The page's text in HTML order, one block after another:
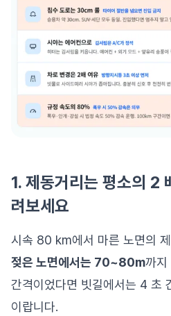
1. 제동거리는 평소의 2
려보세요
시속 80 km에서 마른 노면의
젖은 노면에서는 70~80m까지
간격이었다면 빗길에서는 4 초
이랍니다.